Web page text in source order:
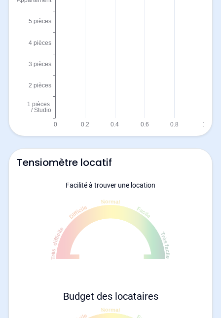
Tensiomètre locatif
Facilité à trouver une location
Budget des locataires